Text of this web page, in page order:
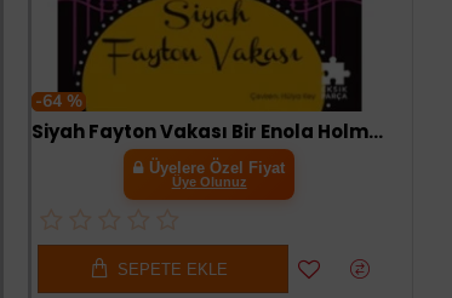
-64 %
Siyah Fayton Vakası Bir Enola Holmes Gizemi
Üyelere Özel Fiyat
Üye Olunuz
SEPETE EKLE